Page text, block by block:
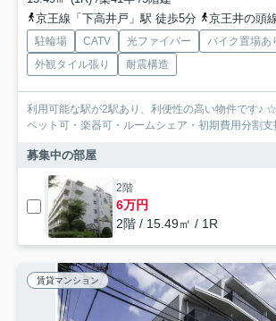
京王線「下高井戸」駅 徒歩5分
京王井の頭線「
駐輪場 CATV 光ファイバー
バイク置場あ
外観タイル張り
耐震構造
利用可能な駅が2駅あり、利便性の高い物件です♪
ペット可・楽器可・ルームシェア・初期費用分割支
募集中の部屋
2階
6万円
2階 / 15.49㎡ / 1R
賃貸マンション